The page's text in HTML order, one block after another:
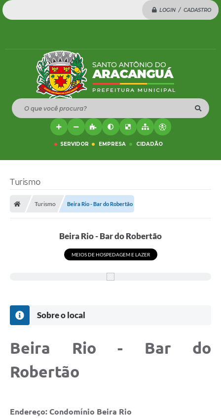
LOGIN / CADASTRO
O que você procura?
SERVIDOR EMPRESA CIDADÃO
Turismo
Turismo Beira Rio - Bar do Robertão
Beira Rio - Bar do Robertão
MEIOS DE HOSPEDAGEM E LAZER
Sobre o local
Beira Rio - Bar do
Robertão
Endereço: Condomínio Beira Rio